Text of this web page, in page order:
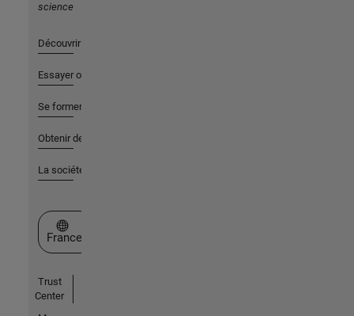
science
Découvrir les produits
Essayer ou acheter
Se former
Obtenir de l'aide
La société
Sélectionner un site web
France
Trust
Center